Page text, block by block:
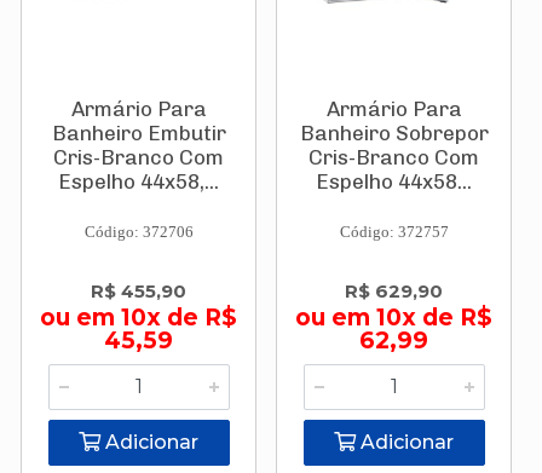
Armário Para
Banheiro Embutir
Cris-Branco Com
Espelho 44x58,...
Código: 372706
R$ 455,90
ou em 10x de R$
45,59
Adicionar
Armário Para
Banheiro Sobrepor
Cris-Branco Com
Espelho 44x58...
Código: 372757
R$ 629,90
ou em 10x de R$
62,99
Adicionar